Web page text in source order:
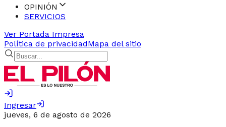
OPINIÓN
SERVICIOS
Ver Portada Impresa
Política de privacidadMapa del sitio
Ingresar
jueves, 6 de agosto de 2026